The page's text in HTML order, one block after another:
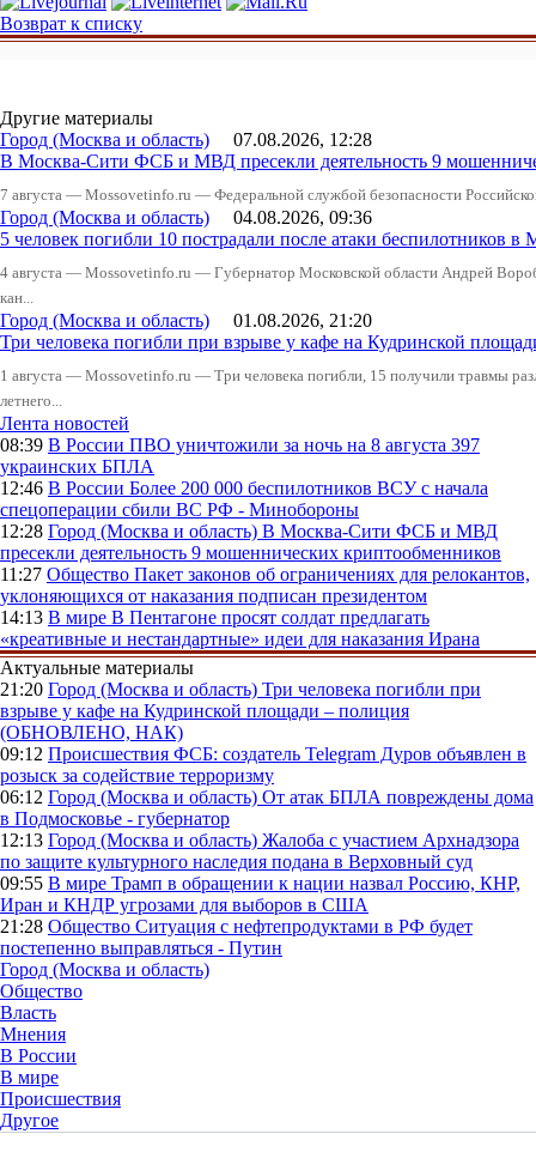
Возврат к списку
Другие материалы
Город (Москва и область) 07.08.2026, 12:28
В Москва-Сити ФСБ и МВД пресекли деятельность 9
7 августа — Mossovetinfo.ru — Федеральной службой безопасности
Город (Москва и область) 04.08.2026, 09:36
5 человек погибли 10 пострадали после атаки беспилотников в
4 августа — Mossovetinfo.ru — Губернатор Московской области Андрей
кан...
Город (Москва и область) 01.08.2026, 21:20
Три человека погибли при взрыве у кафе на Кудринской
1 августа — Mossovetinfo.ru — Три человека погибли, 15 получили травмы
летнего...
Лента новостей
08:39 В России ПВО уничтожили за ночь на 8 августа 397
украинских БПЛА
12:46 В России Более 200 000 беспилотников ВСУ с начала
спецоперации сбили ВС РФ - Минобороны
12:28 Город (Москва и область) В Москва-Сити ФСБ и МВД
пресекли деятельность 9 мошеннических криптообменников
11:27 Общество Пакет законов об ограничениях для релокантов,
уклоняющихся от наказания подписан президентом
14:13 В мире В Пентагоне просят солдат предлагать
«креативные и нестандартные» идеи для наказания Ирана
Актуальные материалы
21:20 Город (Москва и область) Три человека погибли при
взрыве у кафе на Кудринской площади – полиция
(ОБНОВЛЕНО, НАК)
09:12 Происшествия ФСБ: создатель Telegram Дуров объявлен в
розыск за содействие терроризму
06:12 Город (Москва и область) От атак БПЛА повреждены дома
в Подмосковье - губернатор
12:13 Город (Москва и область) Жалоба с участием Архнадзора
по защите культурного наследия подана в Верховный суд
09:55 В мире Трамп в обращении к нации назвал Россию, КНР,
Иран и КНДР угрозами для выборов в США
21:28 Общество Ситуация с нефтепродуктами в РФ будет
постепенно выправляться - Путин
Город (Москва и область)
Общество
Власть
Мнения
В России
В мире
Происшествия
Другое